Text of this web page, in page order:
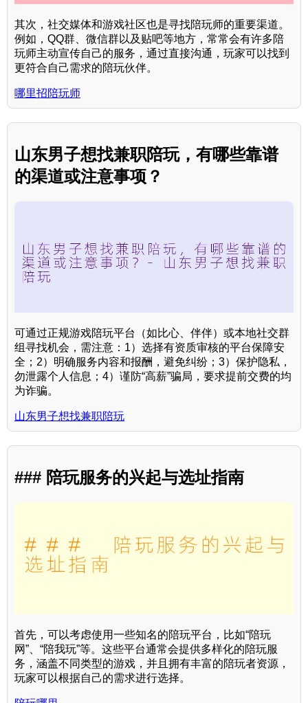
其次，社交媒体和游戏社区也是寻找陪玩师的重要渠道。
例如，QQ群、微信群以及贴吧等地方，常常会有许多陪
玩师主动宣传自己的服务，通过直接沟通，玩家可以找到
更符合自己需求的陪玩伙伴。
哪里招陪玩师
山东男子想找兼职陪玩，有哪些靠谱
的渠道或注意事项？
可通过正规游戏陪玩平台（如比心、伴伴）或本地社交群
组寻找机会，需注意：1）选择有资质审核的平台保障安
全；2）明确服务内容和报酬，避免纠纷；3）保护隐私，
勿泄露个人信息；4）谨防“高薪”骗局，要求提前交费的均
为诈骗。
山东男子想找兼职陪玩
### 陪玩服务的兴起与选址指南
首先，可以考虑使用一些知名的陪玩平台，比如“陪玩
网”、“陪我玩”等。这些平台通常会提供多样化的陪玩服
务，涵盖不同类型的游戏，并且拥有丰富的陪玩者资源，
玩家可以根据自己的需求进行选择。